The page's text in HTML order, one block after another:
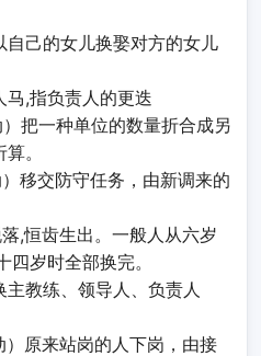
己的女儿换娶对方的女儿
,指负责人的更迭
把一种单位的数量折合成另
。
移交防守任务，由新调来的
,恒齿生出。一般人从六岁
岁时全部换完。
教练、领导人、负责人
原来站岗的人下岗，由接